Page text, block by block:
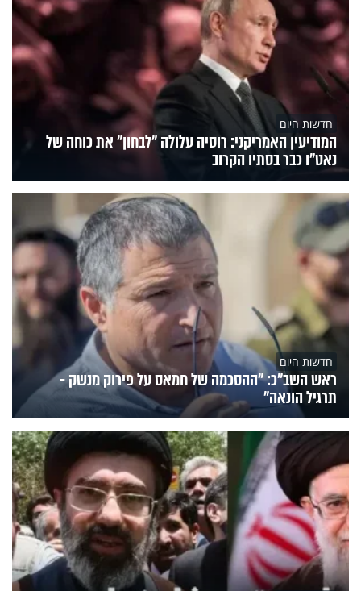
חדשות היום
המודיעין האמריקני: רוסיה עלולה "לבחון" את כוחה של
נאט"ו כבר בסתיו הקרוב
חדשות היום
ראש השב"כ: "ההסכמה של חמאס על פירוק מנשק -
תרגיל הונאה"